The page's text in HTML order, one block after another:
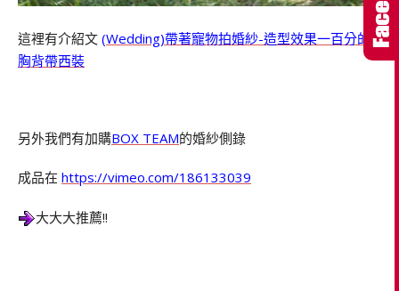
這裡有介紹文 (Wedding)帶著寵物拍婚紗-造型效果一百分的
胸背帶西裝
另外我們有加購BOX TEAM的婚紗側錄
成品在 https://vimeo.com/186133039
大大大推薦!!